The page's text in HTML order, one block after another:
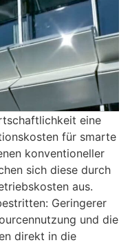
eine
für smarte
konventioneller
sich diese durch
aus.
Geringerer
und die
direkt in die